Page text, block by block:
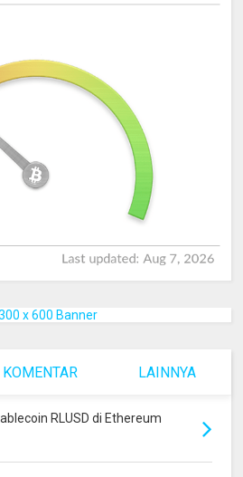
KOMENTAR LAINNYA
RLUSD di Ethereum